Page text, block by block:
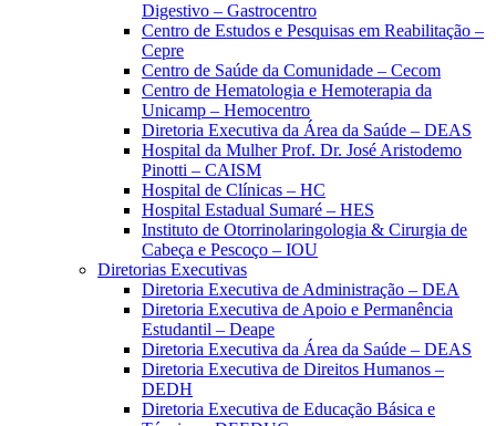
Digestivo – Gastrocentro
Centro de Estudos e Pesquisas em Reabilitação –
Cepre
Centro de Saúde da Comunidade – Cecom
Centro de Hematologia e Hemoterapia da
Unicamp – Hemocentro
Diretoria Executiva da Área da Saúde – DEAS
Hospital da Mulher Prof. Dr. José Aristodemo
Pinotti – CAISM
Hospital de Clínicas – HC
Hospital Estadual Sumaré – HES
Instituto de Otorrinolaringologia & Cirurgia de
Cabeça e Pescoço – IOU
Diretorias Executivas
Diretoria Executiva de Administração – DEA
Diretoria Executiva de Apoio e Permanência
Estudantil – Deape
Diretoria Executiva da Área da Saúde – DEAS
Diretoria Executiva de Direitos Humanos –
DEDH
Diretoria Executiva de Educação Básica e